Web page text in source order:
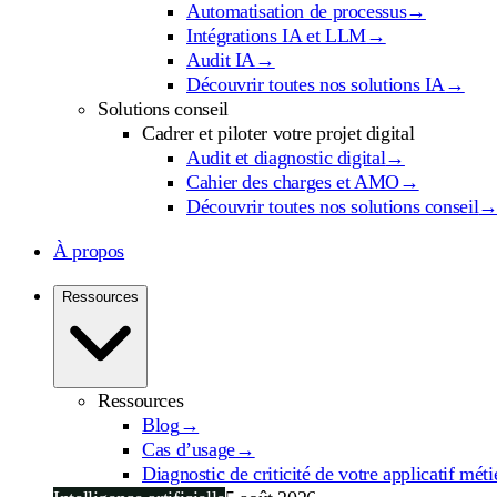
Automatisation de processus→
Intégrations IA et LLM→
Audit IA→
Découvrir toutes nos solutions IA→
Solutions conseil
Cadrer et piloter votre projet digital
Audit et diagnostic digital→
Cahier des charges et AMO→
Découvrir toutes nos solutions conseil→
À propos
Ressources
Ressources
Blog →
Cas d’usage→
Diagnostic de criticité de votre applicatif